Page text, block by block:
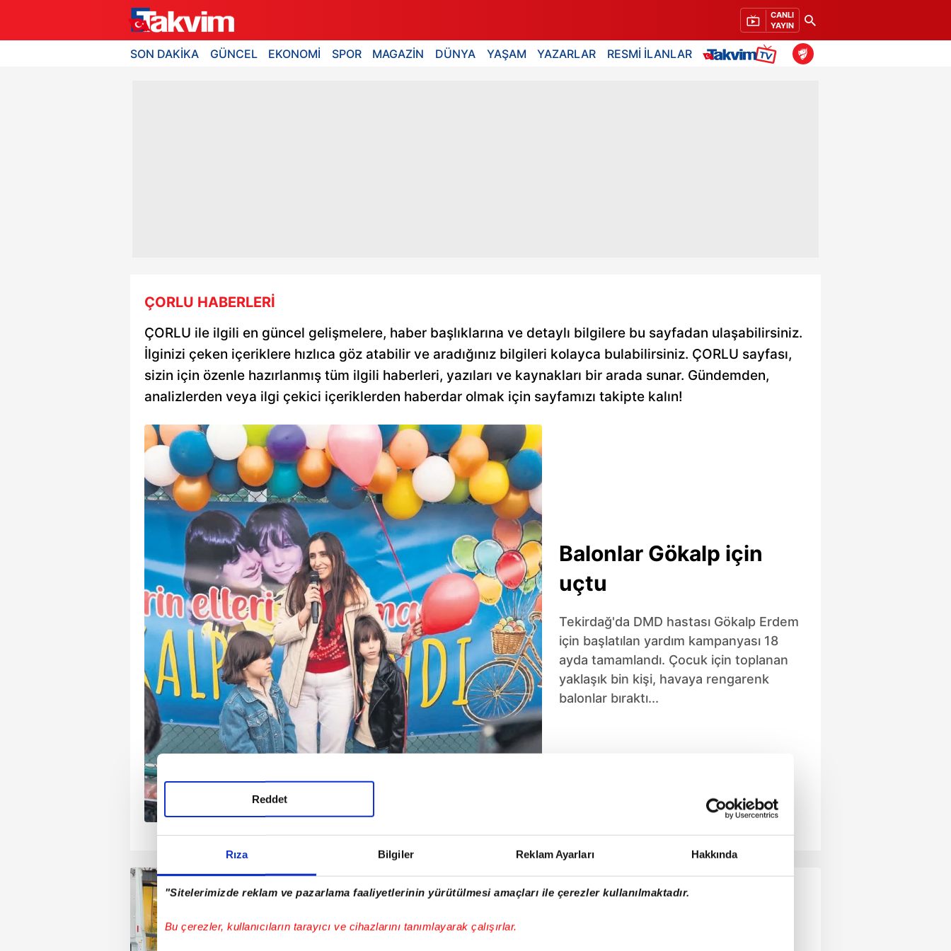
Rıza Bilgiler Reklam Ayarları Hakkında
"Sitelerimizde reklam ve pazarlama faaliyetlerinin yürütülmesi amaçları ile çerezler kullanılmaktadır.
Bu çerezler, kullanıcıların tarayıcı ve cihazlarını tanımlayarak çalışırlar.
Reddet
CANLI
YAYIN
SON DAKİKA GÜNCEL EKONOMİ SPOR MAGAZİN DÜNYA YAŞAM YAZARLAR RESMİ İLANLAR
ÇORLU HABERLERİ
ÇORLU ile ilgili en güncel gelişmelere, haber başlıklarına ve detaylı bilgilere bu sayfadan ulaşabilirsiniz.
İlginizi çeken içeriklere hızlıca göz atabilir ve aradığınız bilgileri kolayca bulabilirsiniz. ÇORLU sayfası,
sizin için özenle hazırlanmış tüm ilgili haberleri, yazıları ve kaynakları bir arada sunar. Gündemden,
analizlerden veya ilgi çekici içeriklerden haberdar olmak için sayfamızı takipte kalın!
Balonlar Gökalp için
uçtu
Tekirdağ'da DMD hastası Gökalp Erdem
için başlatılan yardım kampanyası 18
ayda tamamlandı. Çocuk için toplanan
yaklaşık bin kişi, havaya rengarenk
balonlar bıraktı...
1 2 3 4 5 6 7 8 9 10